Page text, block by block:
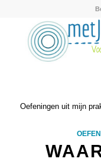
Oefeningen uit mijn